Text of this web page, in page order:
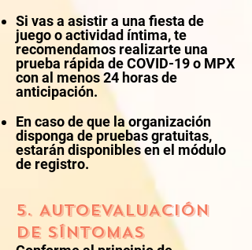
Si vas a asistir a una fiesta de
juego o actividad íntima, te
recomendamos realizarte una
prueba rápida de COVID-19 o MPX
con al menos 24 horas de
anticipación.
En caso de que la organización
disponga de pruebas gratuitas,
estarán disponibles en el módulo
de registro.
5. AUTOEVALUACIÓN
DE SÍNTOMAS